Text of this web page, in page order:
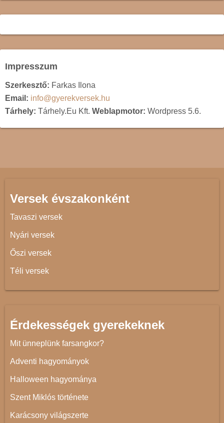
Impresszum
Szerkesztő: Farkas Ilona
Email: info@gyerekversek.hu
Tárhely: Tárhely.Eu Kft. Weblapmotor: Wordpress 5.6.
Versek évszakonként
Tavaszi versek
Nyári versek
Őszi versek
Téli versek
Érdekességek gyerekeknek
Mit ünneplünk farsangkor?
Adventi hagyományok
Halloween hagyománya
Szent Miklós története
Karácsony világszerte